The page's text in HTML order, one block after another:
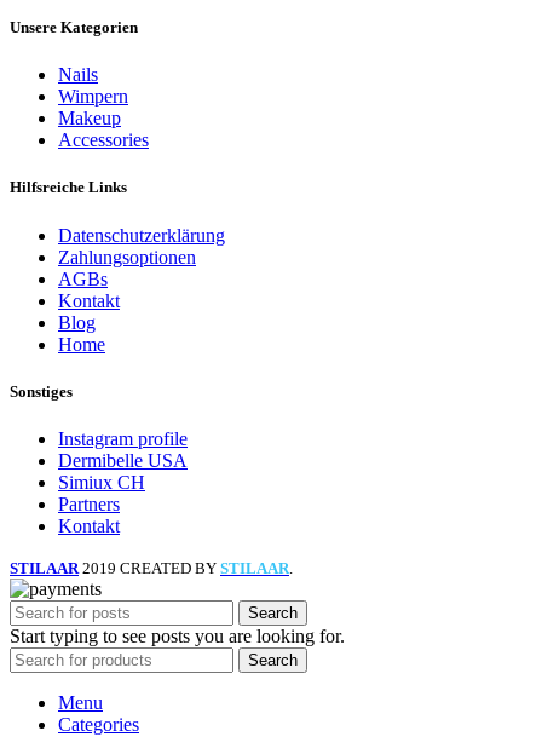
Unsere Kategorien
Nails
Wimpern
Makeup
Accessories
Hilfsreiche Links
Datenschutzerklärung
Zahlungsoptionen
AGBs
Kontakt
Blog
Home
Sonstiges
Instagram profile
Dermibelle USA
Simiux CH
Partners
Kontakt
STILAAR 2019 CREATED BY STILAAR.
Search
Start typing to see posts you are looking for.
Search
Menu
Categories